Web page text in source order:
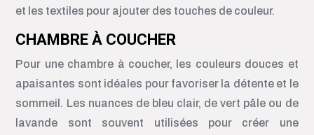
et les textiles pour ajouter des touches de couleur.
CHAMBRE À COUCHER
Pour une chambre à coucher, les couleurs douces et
apaisantes sont idéales pour favoriser la détente et le
sommeil. Les nuances de bleu clair, de vert pâle ou de
lavande sont souvent utilisées pour créer une